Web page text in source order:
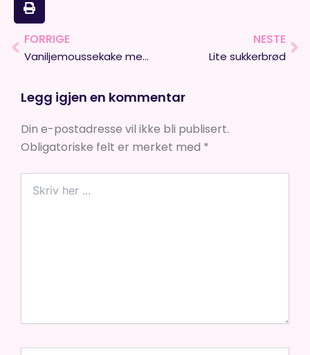
Prev
FORRIGE
Vaniljemoussekake med bringebær
NESTE
Lite sukkerbrød
Legg igjen en kommentar
Din e-postadresse vil ikke bli publisert.
Obligatoriske felt er merket med *
her